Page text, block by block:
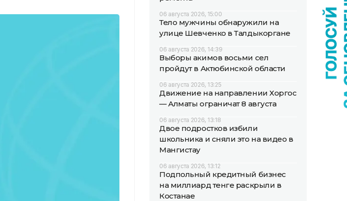
06 августа 2026, 15:00
Тело мужчины обнаружили на
улице Шевченко в Талдыкоргане
06 августа 2026, 14:39
Выборы акимов восьми сел
пройдут в Актюбинской области
06 августа 2026, 13:25
Движение на направлении Хоргос
— Алматы ограничат 8 августа
06 августа 2026, 13:18
Двое подростков избили
школьника и сняли это на видео в
Мангистау
06 августа 2026, 13:12
Подпольный кредитный бизнес
на миллиард тенге раскрыли в
Костанае